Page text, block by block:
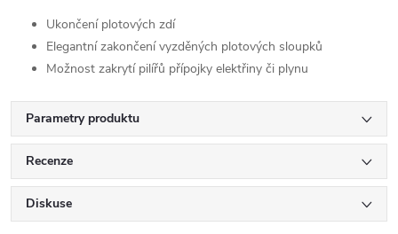
Ukončení plotových zdí
Elegantní zakončení vyzděných plotových sloupků
Možnost zakrytí pilířů přípojky elektřiny či plynu
Parametry produktu
Recenze
Diskuse